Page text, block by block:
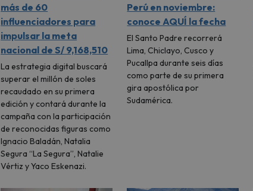
más de 60
influenciadores para
impulsar la meta
nacional de S/ 9,168,510
La estrategia digital buscará
superar el millón de soles
recaudado en su primera
edición y contará durante la
campaña con la participación
de reconocidas figuras como
Ignacio Baladán, Natalia
Segura “La Segura”, Natalie
Vértiz y Yaco Eskenazi.
Perú en noviembre:
conoce AQUÍ la fecha
El Santo Padre recorrerá
Lima, Chiclayo, Cusco y
Pucallpa durante seis días
como parte de su primera
gira apostólica por
Sudamérica.